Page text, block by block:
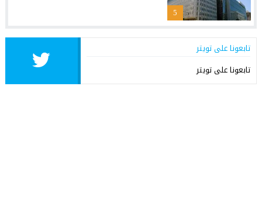
5
تابعونا على تويتر
تابعونا على تويتر